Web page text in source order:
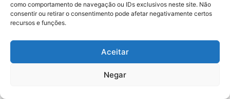
como comportamento de navegação ou IDs exclusivos neste site. Não
consentir ou retirar o consentimento pode afetar negativamente certos
recursos e funções.
Aceitar
Negar
Agenda: 10ª Mostra Pedagógica